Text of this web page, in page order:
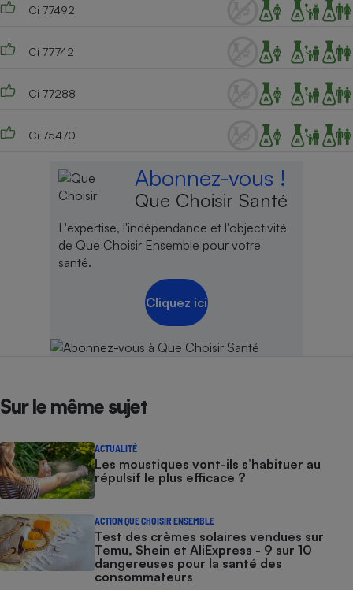
Ci 77492
Ci 77742
Ci 77288
Ci 75470
Abonnez-vous !
Que Choisir Santé
L'expertise, l'indépendance et l'objectivité
de Que Choisir Ensemble pour votre
santé.
Cliquez ici
Sur le même sujet
ACTUALITÉ
Les moustiques vont-ils s’habituer au
répulsif le plus efficace ?
ACTION QUE CHOISIR ENSEMBLE
Test des crèmes solaires vendues sur
Temu, Shein et AliExpress - 9 sur 10
dangereuses pour la santé des
consommateurs